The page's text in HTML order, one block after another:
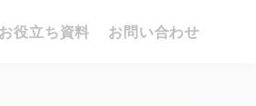
お役立ち資料 お問い合わせ